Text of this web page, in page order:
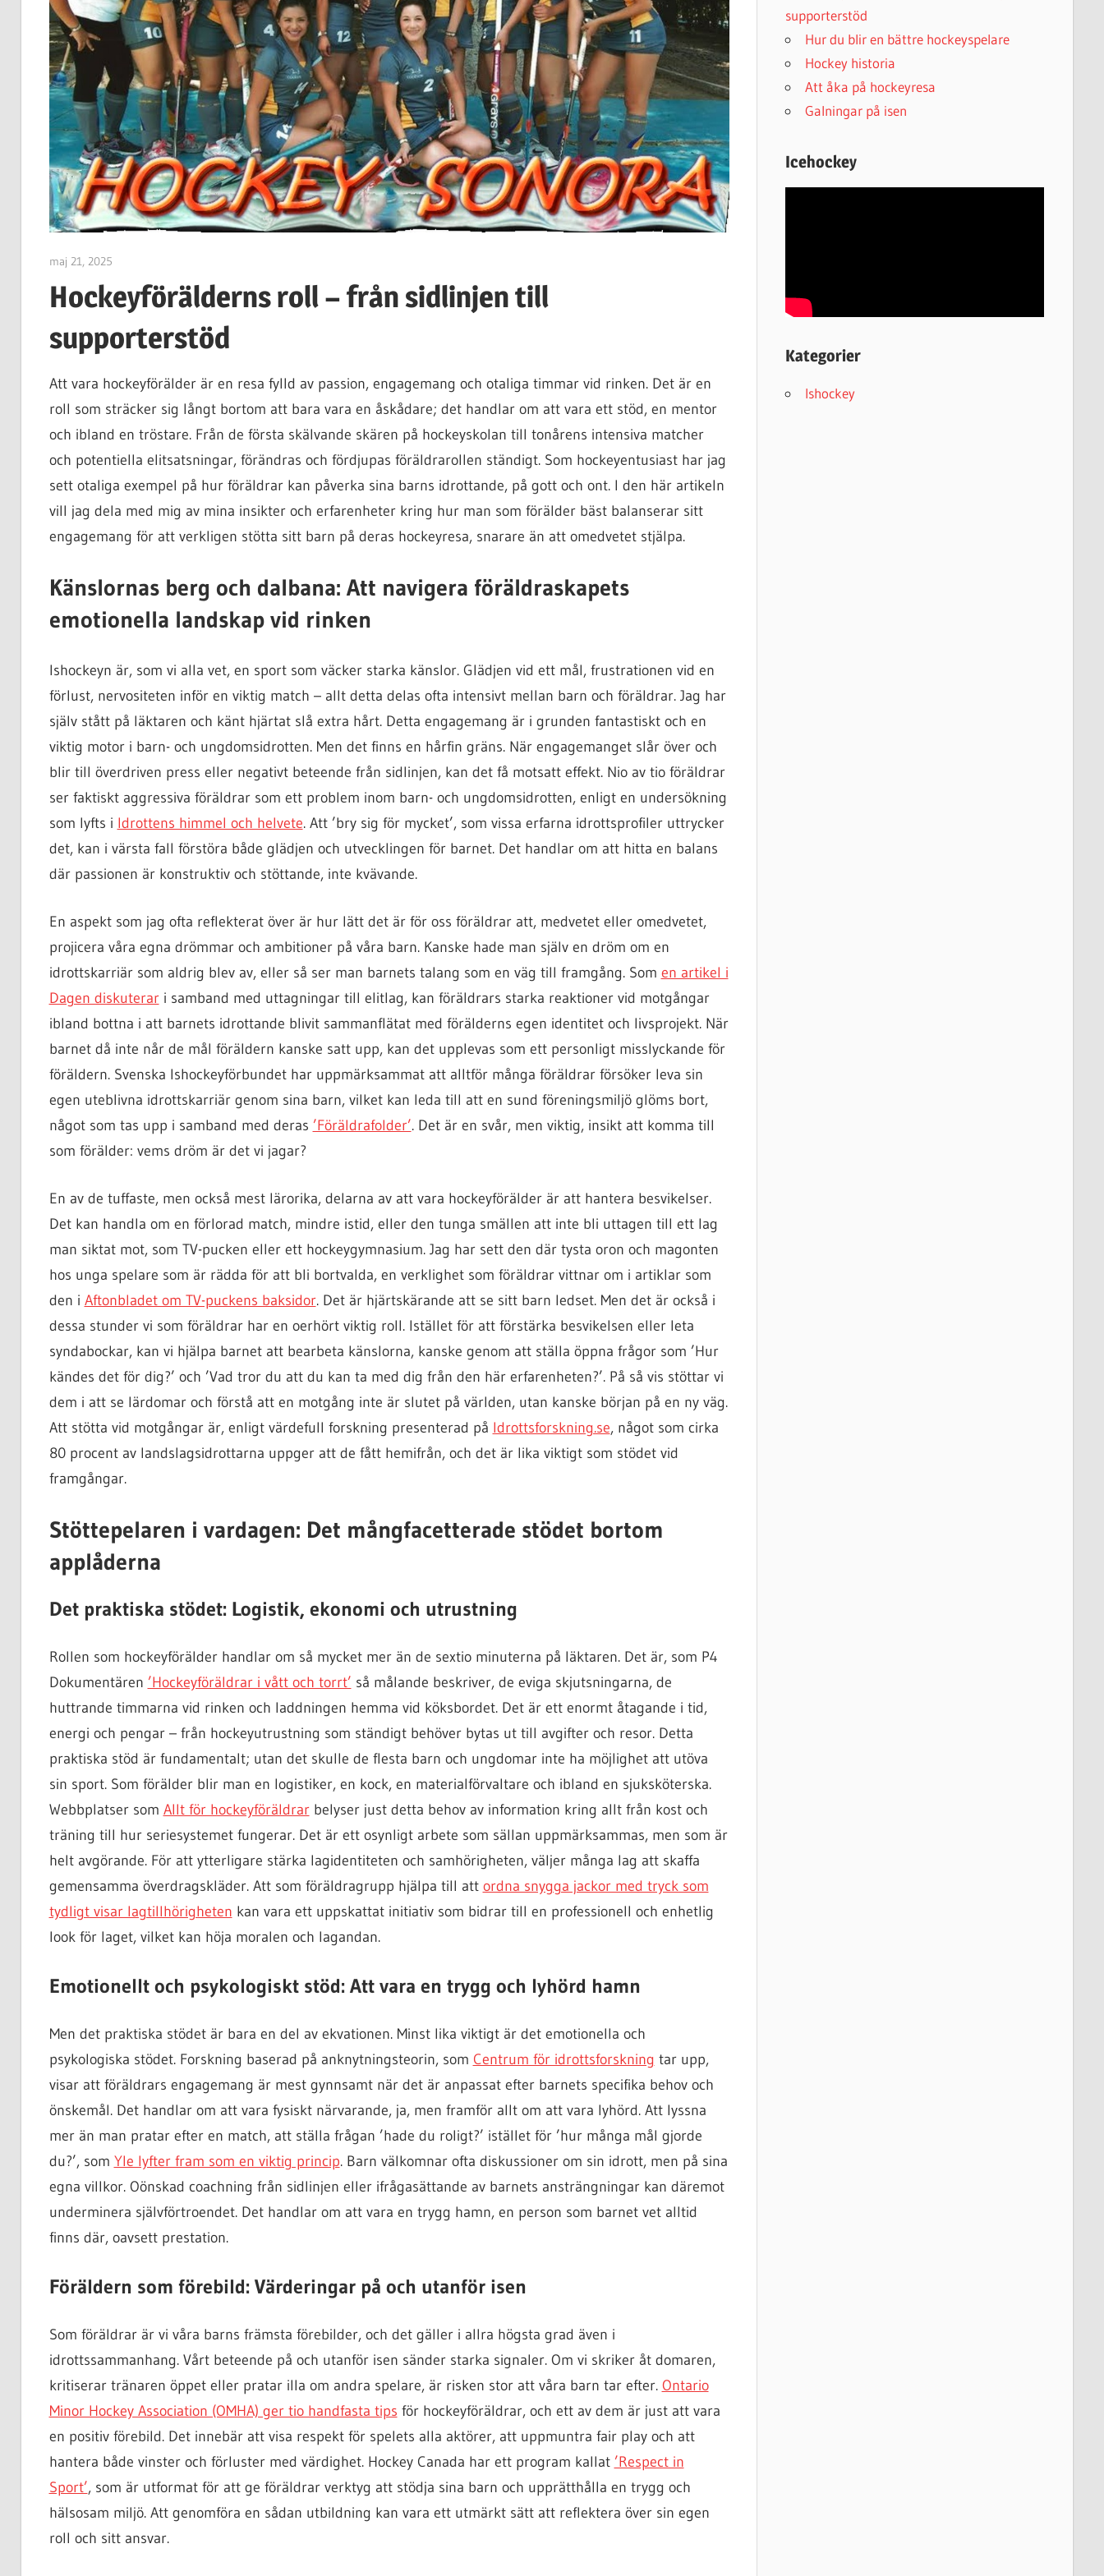
maj 21, 2025
Hockeyförälderns roll – från sidlinjen till
supporterstöd
Att vara hockeyförälder är en resa fylld av passion, engagemang och otaliga timmar vid rinken. Det är en
roll som sträcker sig långt bortom att bara vara en åskådare; det handlar om att vara ett stöd, en mentor
och ibland en tröstare. Från de första skälvande skären på hockeyskolan till tonårens intensiva matcher
och potentiella elitsatsningar, förändras och fördjupas föräldrarollen ständigt. Som hockeyentusiast har jag
sett otaliga exempel på hur föräldrar kan påverka sina barns idrottande, på gott och ont. I den här artikeln
vill jag dela med mig av mina insikter och erfarenheter kring hur man som förälder bäst balanserar sitt
engagemang för att verkligen stötta sitt barn på deras hockeyresa, snarare än att omedvetet stjälpa.
Känslornas berg och dalbana: Att navigera föräldraskapets
emotionella landskap vid rinken
Ishockeyn är, som vi alla vet, en sport som väcker starka känslor. Glädjen vid ett mål, frustrationen vid en
förlust, nervositeten inför en viktig match – allt detta delas ofta intensivt mellan barn och föräldrar. Jag har
själv stått på läktaren och känt hjärtat slå extra hårt. Detta engagemang är i grunden fantastiskt och en
viktig motor i barn- och ungdomsidrotten. Men det finns en hårfin gräns. När engagemanget slår över och
blir till överdriven press eller negativt beteende från sidlinjen, kan det få motsatt effekt. Nio av tio föräldrar
ser faktiskt aggressiva föräldrar som ett problem inom barn- och ungdomsidrotten, enligt en undersökning
som lyfts i Idrottens himmel och helvete. Att ’bry sig för mycket’, som vissa erfarna idrottsprofiler uttrycker
det, kan i värsta fall förstöra både glädjen och utvecklingen för barnet. Det handlar om att hitta en balans
där passionen är konstruktiv och stöttande, inte kvävande.
En aspekt som jag ofta reflekterat över är hur lätt det är för oss föräldrar att, medvetet eller omedvetet,
projicera våra egna drömmar och ambitioner på våra barn. Kanske hade man själv en dröm om en
idrottskarriär som aldrig blev av, eller så ser man barnets talang som en väg till framgång. Som en artikel i
Dagen diskuterari samband med uttagningar till elitlag, kan föräldrars starka reaktioner vid motgångar
ibland bottna i att barnets idrottande blivit sammanflätat med förälderns egen identitet och livsprojekt. När
barnet då inte når de mål föräldern kanske satt upp, kan det upplevas som ett personligt misslyckande för
föräldern. Svenska Ishockeyförbundet har uppmärksammat att alltför många föräldrar försöker leva sin
egen uteblivna idrottskarriär genom sina barn, vilket kan leda till att en sund föreningsmiljö glöms bort,
något som tas upp i samband med deras ’Föräldrafolder’. Det är en svår, men viktig, insikt att komma till
som förälder: vems dröm är det vi jagar?
En av de tuffaste, men också mest lärorika, delarna av att vara hockeyförälder är att hantera besvikelser.
Det kan handla om en förlorad match, mindre istid, eller den tunga smällen att inte bli uttagen till ett lag
man siktat mot, som TV-pucken eller ett hockeygymnasium. Jag har sett den där tysta oron och magonten
hos unga spelare som är rädda för att bli bortvalda, en verklighet som föräldrar vittnar om i artiklar som
den i Aftonbladet om TV-puckens baksidor. Det är hjärtskärande att se sitt barn ledset. Men det är också i
dessa stunder vi som föräldrar har en oerhört viktig roll. Istället för att förstärka besvikelsen eller leta
syndabockar, kan vi hjälpa barnet att bearbeta känslorna, kanske genom att ställa öppna frågor som ’Hur
kändes det för dig?’ och ’Vad tror du att du kan ta med dig från den här erfarenheten?’. På så vis stöttar vi
dem i att se lärdomar och förstå att en motgång inte är slutet på världen, utan kanske början på en ny väg.
Att stötta vid motgångar är, enligt värdefull forskning presenterad på Idrottsforskning.se, något som cirka
80 procent av landslagsidrottarna uppger att de fått hemifrån, och det är lika viktigt som stödet vid
framgångar.
Stöttepelaren i vardagen: Det mångfacetterade stödet bortom
applåderna
Det praktiska stödet: Logistik, ekonomi och utrustning
Rollen som hockeyförälder handlar om så mycket mer än de sextio minuterna på läktaren. Det är, som P4
Dokumentären ’Hockeyföräldrar i vått och torrt’ så målande beskriver, de eviga skjutsningarna, de
huttrande timmarna vid rinken och laddningen hemma vid köksbordet. Det är ett enormt åtagande i tid,
energi och pengar – från hockeyutrustning som ständigt behöver bytas ut till avgifter och resor. Detta
praktiska stöd är fundamentalt; utan det skulle de flesta barn och ungdomar inte ha möjlighet att utöva
sin sport. Som förälder blir man en logistiker, en kock, en materialförvaltare och ibland en sjuksköterska.
Webbplatser som Allt för hockeyföräldrarbelyser just detta behov av information kring allt från kost och
träning till hur seriesystemet fungerar. Det är ett osynligt arbete som sällan uppmärksammas, men som är
helt avgörande. För att ytterligare stärka lagidentiteten och samhörigheten, väljer många lag att skaffa
gemensamma överdragskläder. Att som föräldragrupp hjälpa till att ordna snygga jackor med tryck som
tydligt visar lagtillhörigheten kan vara ett uppskattat initiativ som bidrar till en professionell och enhetlig
look för laget, vilket kan höja moralen och lagandan.
Emotionellt och psykologiskt stöd: Att vara en trygg och lyhörd hamn
Men det praktiska stödet är bara en del av ekvationen. Minst lika viktigt är det emotionella och
psykologiska stödet. Forskning baserad på anknytningsteorin, som Centrum för idrottsforskning tar upp,
visar att föräldrars engagemang är mest gynnsamt när det är anpassat efter barnets specifika behov och
önskemål. Det handlar om att vara fysiskt närvarande, ja, men framför allt om att vara lyhörd. Att lyssna
mer än man pratar efter en match, att ställa frågan ’hade du roligt?’ istället för ’hur många mål gjorde
du?’, som Yle lyfter fram som en viktig princip. Barn välkomnar ofta diskussioner om sin idrott, men på sina
egna villkor. Oönskad coachning från sidlinjen eller ifrågasättande av barnets ansträngningar kan däremot
underminera självförtroendet. Det handlar om att vara en trygg hamn, en person som barnet vet alltid
finns där, oavsett prestation.
Föräldern som förebild: Värderingar på och utanför isen
Som föräldrar är vi våra barns främsta förebilder, och det gäller i allra högsta grad även i
idrottssammanhang. Vårt beteende på och utanför isen sänder starka signaler. Om vi skriker åt domaren,
kritiserar tränaren öppet eller pratar illa om andra spelare, är risken stor att våra barn tar efter. Ontario
Minor Hockey Association (OMHA) ger tio handfasta tips för hockeyföräldrar, och ett av dem är just att vara
en positiv förebild. Det innebär att visa respekt för spelets alla aktörer, att uppmuntra fair play och att
hantera både vinster och förluster med värdighet. Hockey Canada har ett program kallat ’Respect in
Sport’, som är utformat för att ge föräldrar verktyg att stödja sina barn och upprätthålla en trygg och
hälsosam miljö. Att genomföra en sådan utbildning kan vara ett utmärkt sätt att reflektera över sin egen
roll och sitt ansvar.
supporterstöd
Hur du blir en bättre hockeyspelare
Hockey historia
Att åka på hockeyresa
Galningar på isen
Icehockey
Kategorier
Ishockey